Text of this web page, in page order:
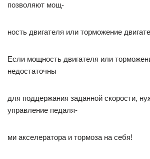
позволяют мощ-
ность двигателя или торможение
Если мощность двигателя или
недостаточны
для поддержания заданной скорости,
управление педаля-
ми акселератора и тормоза на себя!